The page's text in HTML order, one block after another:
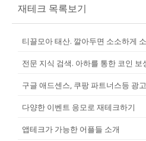
재테크 목록보기
티끌모아 태산. 깔아두면 소소하게
전문 지식 검색. 아하를 통한 코인 보
구글 애드센스, 쿠팡 파트너스등 광
다양한 이벤트 응모로 재테크하기
앱테크가 가능한 어플들 소개